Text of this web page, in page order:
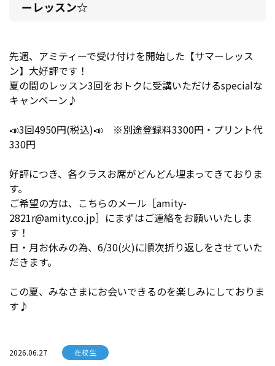
ーレッスン☆
先週、アミティーで受け付けを開始した【サマーレッス
ン】大好評です！
夏の間のレッスン3回をおトクに受講いただけるspecialな
キャンペーン♪
📣3回4950円(税込)📣 ※別途登録料3300円・プリント代
330円
好評につき、各クラスお席がどんどん埋まってきておりま
す。
ご希望の方は、こちらのメール［amity-
2821r@amity.co.jp］にまずはご連絡をお願いいたしま
す！
日・月お休みの為、6/30(火)に順次折り返しをさせていた
だきます。
この夏、みなさまにお会いできるのを楽しみにしておりま
す♪
2026.06.27 在校生